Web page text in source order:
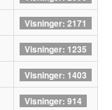
Visninger: 2171
Visninger: 1235
Visninger: 1403
Visninger: 914